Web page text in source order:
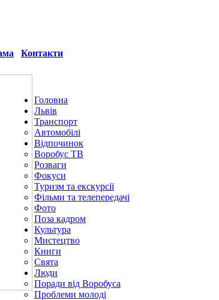
Контакти
Головна
Львів
Транспорт
Автомобілі
Відпочинок
Воробус ТВ
Розваги
Фокуси
Туризм та екскурсії
Фільми та телепередачі
Фото
Поза кадром
Культура
Мистецтво
Книги
Свята
Люди
Поради від Воробуса
Проблеми молоді